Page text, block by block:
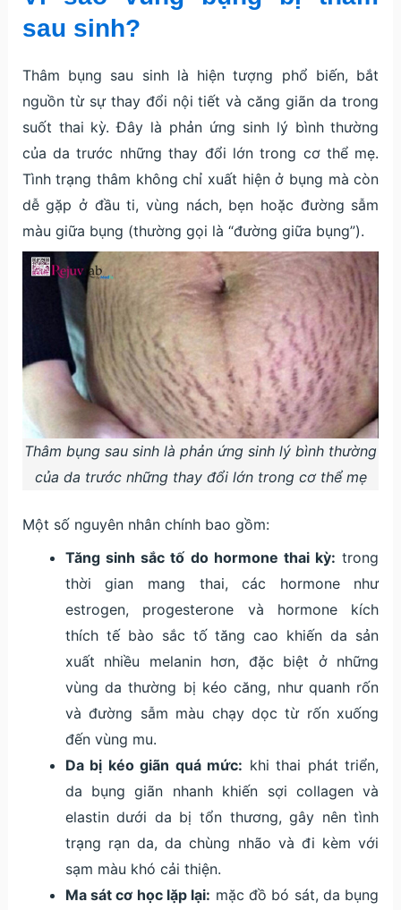
sau sinh?
Thâm bụng sau sinh là hiện tượng phổ biến, bắt
nguồn từ sự thay đổi nội tiết và căng giãn da trong
suốt thai kỳ. Đây là phản ứng sinh lý bình thường
của da trước những thay đổi lớn trong cơ thể mẹ.
Tình trạng thâm không chỉ xuất hiện ở bụng mà còn
dễ gặp ở đầu ti, vùng nách, bẹn hoặc đường sẫm
màu giữa bụng (thường gọi là “đường giữa bụng”).
Thâm bụng sau sinh là phản ứng sinh lý bình thường
của da trước những thay đổi lớn trong cơ thể mẹ
Một số nguyên nhân chính bao gồm:
Tăng sinh sắc tố do hormone thai kỳ: trong
thời gian mang thai, các hormone như
estrogen, progesterone và hormone kích
thích tế bào sắc tố tăng cao khiến da sản
xuất nhiều melanin hơn, đặc biệt ở những
vùng da thường bị kéo căng, như quanh rốn
và đường sẫm màu chạy dọc từ rốn xuống
đến vùng mu.
Da bị kéo giãn quá mức: khi thai phát triển,
da bụng giãn nhanh khiến sợi collagen và
elastin dưới da bị tổn thương, gây nên tình
trạng rạn da, da chùng nhão và đi kèm với
sạm màu khó cải thiện.
Ma sát cơ học lặp lại: mặc đồ bó sát, da bụng